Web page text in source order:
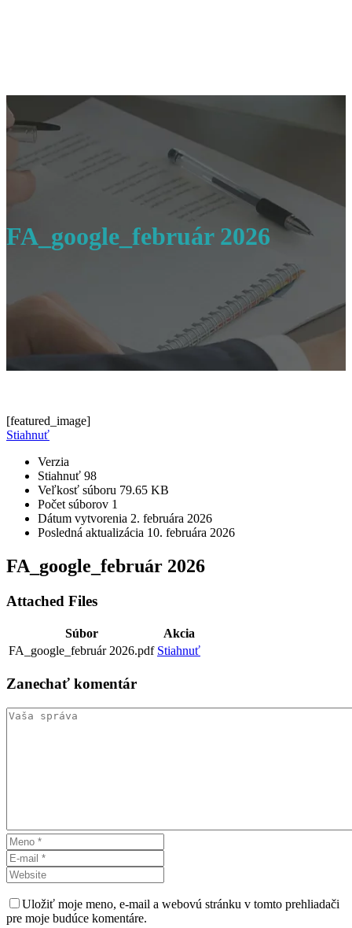
FA_google_február 2026
[featured_image]
Stiahnuť
Verzia
Stiahnuť 98
Veľkosť súboru 79.65 KB
Počet súborov 1
Dátum vytvorenia 2. februára 2026
Posledná aktualizácia 10. februára 2026
FA_google_február 2026
Attached Files
Súbor
Akcia
FA_google_február 2026.pdf Stiahnuť
Zanechať komentár
Uložiť moje meno, e-mail a webovú stránku v tomto prehliadači
pre moje budúce komentáre.